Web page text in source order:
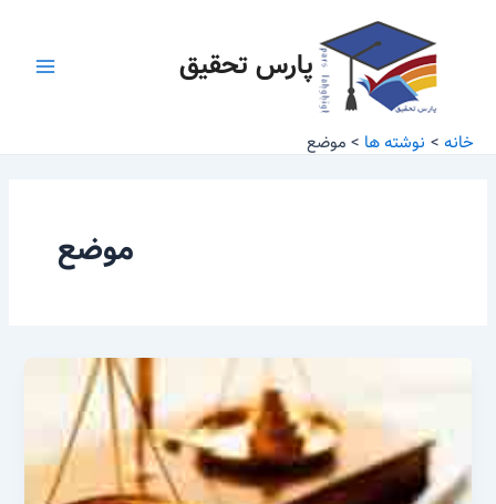
پارس تحقیق
خانه نوشته ها موضع
موضع